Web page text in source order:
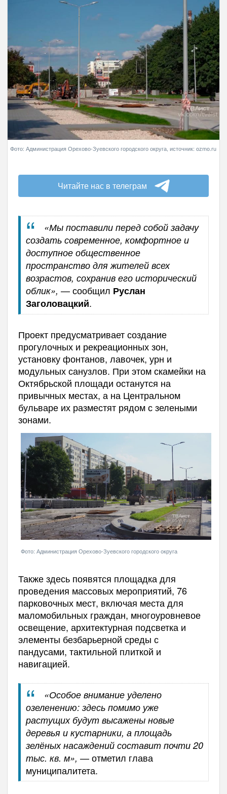
Фото: Администрация Орехово-Зуевского городского округа, источник: ozmo.ru
Читайте нас в телеграм
«Мы поставили перед собой задачу
создать современное, комфортное и
доступное общественное
пространство для жителей всех
возрастов, сохранив его исторический
облик», — сообщил Руслан
Заголовацкий.
Проект предусматривает создание
прогулочных и рекреационных зон,
установку фонтанов, лавочек, урн и
модульных санузлов. При этом скамейки на
Октябрьской площади останутся на
привычных местах, а на Центральном
бульваре их разместят рядом с зелеными
зонами.
Фото: Администрация Орехово-Зуевского городского округа
Также здесь появятся площадка для
проведения массовых мероприятий, 76
парковочных мест, включая места для
маломобильных граждан, многоуровневое
освещение, архитектурная подсветка и
элементы безбарьерной среды с
пандусами, тактильной плиткой и
навигацией.
«Особое внимание уделено
озеленению: здесь помимо уже
растущих будут высажены новые
деревья и кустарники, а площадь
зелёных насаждений составит почти 20
тыс. кв. м», — отметил глава
муниципалитета.